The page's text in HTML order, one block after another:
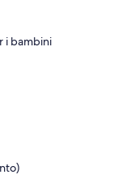
i bambini